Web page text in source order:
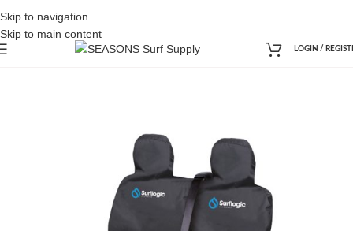
Skip to navigation
Skip to main content
LOGIN /